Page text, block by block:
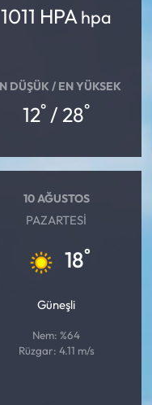
1011 HPA hpa
DÜŞÜK / EN YÜKSEK
12° / 28°
10 AĞUSTOS
PAZARTESI
18°
Güneşli
Nem: %64
Rüzgar: 4.11 m/s